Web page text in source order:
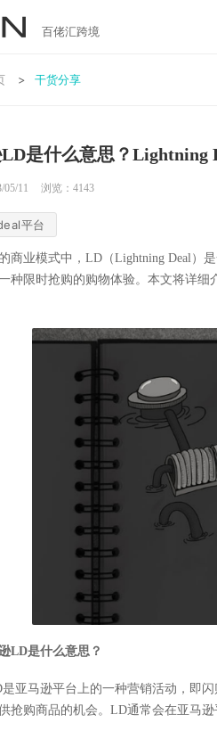
百佬汇跨境
干货分享
是什么意思？Lightning
05/11 浏览： 4143
平台
商业模式中，LD（Lightning Deal）
种限时抢购的购物体验。本文将详
LD是什么意思？
亚马逊平台上的一种营销活动，即
抢购商品的机会。LD通常会在亚马